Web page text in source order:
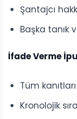
Şantajcı
Başka tanık
İfade Verme
Tüm
Kronolojik